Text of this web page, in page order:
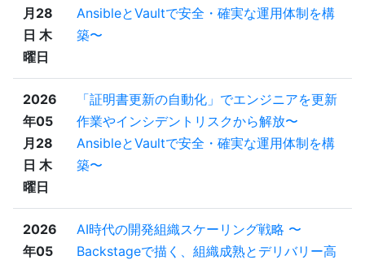
月28
日 木
曜日
AnsibleとVaultで安全・確実な運用体制を構
築〜
2026
年05
月28
日 木
曜日
「証明書更新の自動化」でエンジニアを更新
作業やインシデントリスクから解放〜
AnsibleとVaultで安全・確実な運用体制を構
築〜
2026
年05
AI時代の開発組織スケーリング戦略 〜
Backstageで描く、組織成熟とデリバリー高